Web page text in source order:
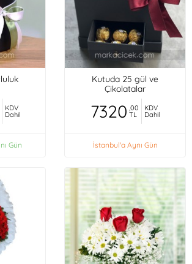
KDV
Dahil
Gün
Kutuda 25 gül ve
Çikolatalar
7320 ,00
TL
KDV
Dahil
İstanbul'a Aynı Gün